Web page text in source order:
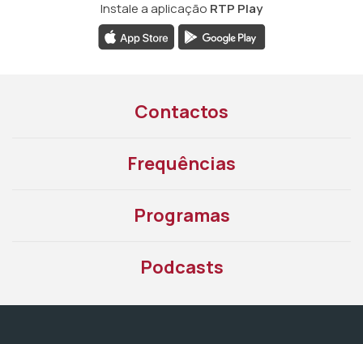
Instale a aplicação RTP Play
Contactos
Frequências
Programas
Podcasts